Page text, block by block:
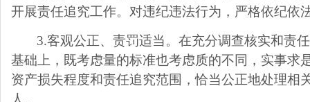
开展责任追究工作。对违纪违法行为，严格依纪依
3.客观公正、责罚适当。在充分调查核实和责
基础上，既考虑量的标准也考虑质的不同，实事求
资产损失程度和责任追究范围，恰当公正地处理相
人。